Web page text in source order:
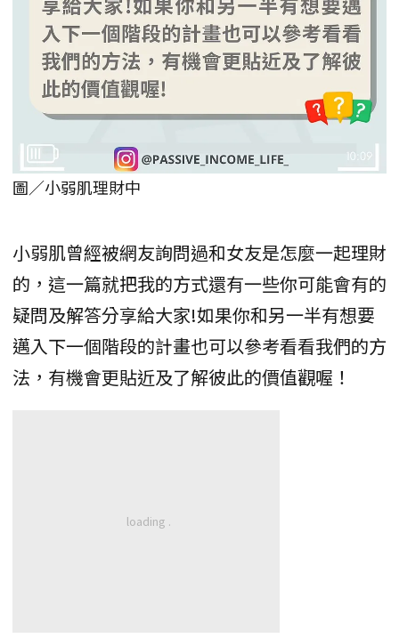
圖／小弱肌理財中
小弱肌曾經被網友詢問過和女友是怎麼一起理財
的，這一篇就把我的方式還有一些你可能會有的
疑問及解答分享給大家!如果你和另一半有想要
邁入下一個階段的計畫也可以參考看看我們的方
法，有機會更貼近及了解彼此的價值觀喔！